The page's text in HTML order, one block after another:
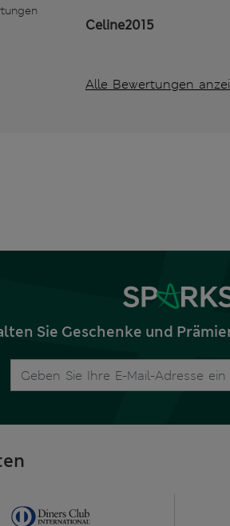
Celine2015
Alle Bewertungen
Sie Geschenke und